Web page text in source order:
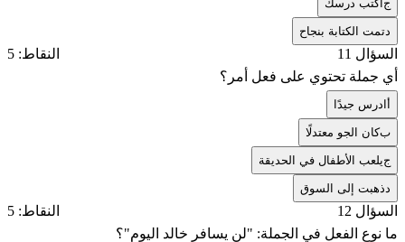
جاكتب درسك
تمت الكتابة بنجاح
السؤال 11
النقاط: 5
أي جملة تحتوي على فعل أمر؟
ادرس جيدًا
بكان الجو معتدلًا
جيلعب الأطفال في الحديقة
ذهبت إلى السوق
السؤال 12
النقاط: 5
ما نوع الفعل في الجملة: "لن يسافر خالد اليوم"؟